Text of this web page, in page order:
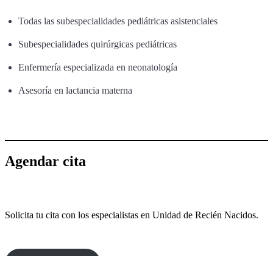
Todas las subespecialidades pediátricas asistenciales
Subespecialidades quirúrgicas pediátricas
Enfermería especializada en neonatología
Asesoría en lactancia materna
Agendar cita
Solicita tu cita con los especialistas en Unidad de Recién Nacidos.